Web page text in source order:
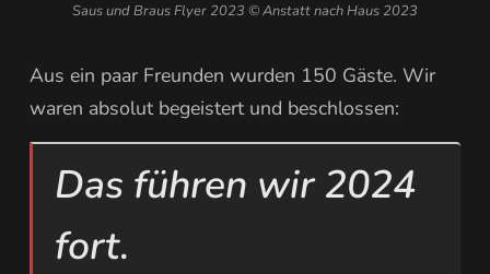
Saus und Braus Flyer 2023 © Anstatt nach Haus 2023
Aus ein paar Freunden wurden 150 Gäste. Wir
waren absolut begeistert und beschlossen:
Das führen wir 2024
fort.